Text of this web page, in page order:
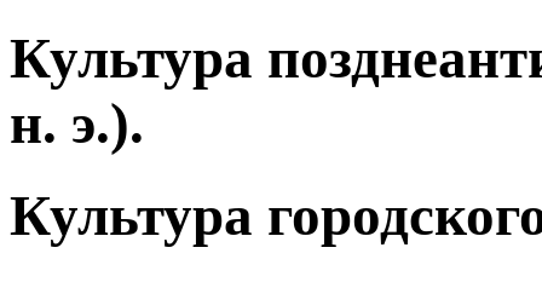
Культура
н. э.).
Культура